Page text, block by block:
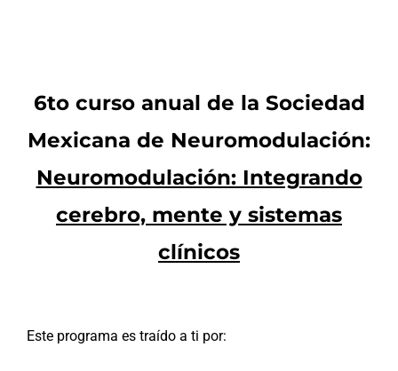
6to curso anual de la Sociedad
Mexicana de Neuromodulación:
Neuromodulación: Integrando
cerebro, mente y sistemas
clínicos
Este programa es traído a ti por: